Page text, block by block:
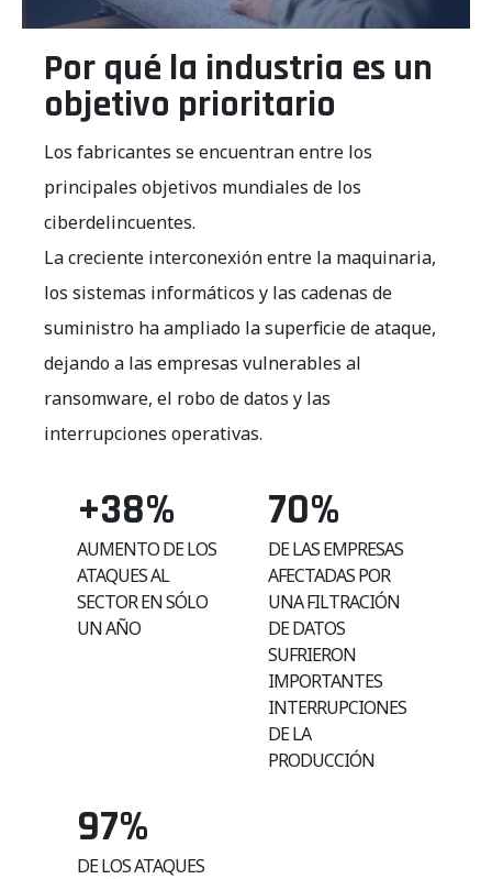
Por qué la industria es un
objetivo prioritario
Los fabricantes se encuentran entre los
principales objetivos mundiales de los
ciberdelincuentes.
La creciente interconexión entre la maquinaria,
los sistemas informáticos y las cadenas de
suministro ha ampliado la superficie de ataque,
dejando a las empresas vulnerables al
ransomware, el robo de datos y las
interrupciones operativas.
+38%
AUMENTO DE LOS
ATAQUES AL
SECTOR EN SÓLO
UN AÑO
70%
DE LAS EMPRESAS
AFECTADAS POR
UNA FILTRACIÓN
DE DATOS
SUFRIERON
IMPORTANTES
INTERRUPCIONES
DE LA
PRODUCCIÓN
97%
DE LOS ATAQUES